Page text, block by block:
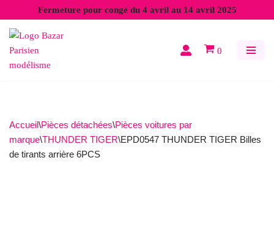
Aller
au
contenu
Fermeture pour congé du 4 avril au 14 avril 2025
0
Accueil\Pièces détachées\Pièces voitures par
marque\THUNDER TIGER\EPD0547 THUNDER TIGER Billes
de tirants arrière 6PCS